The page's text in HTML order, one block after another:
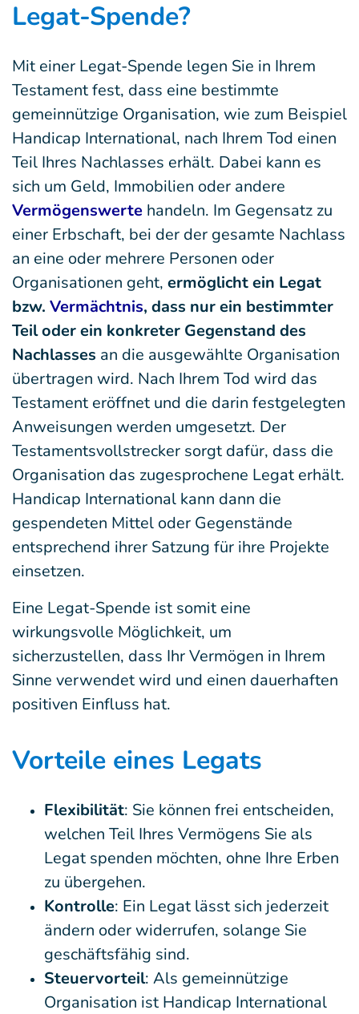
Legat-Spende?
Mit einer Legat-Spende legen Sie in Ihrem
Testament fest, dass eine bestimmte
gemeinnützige Organisation, wie zum Beispiel
Handicap International, nach Ihrem Tod einen
Teil Ihres Nachlasses erhält. Dabei kann es
sich um Geld, Immobilien oder andere
Vermögenswerte handeln. Im Gegensatz zu
einer Erbschaft, bei der der gesamte Nachlass
an eine oder mehrere Personen oder
Organisationen geht, ermöglicht ein Legat
bzw. Vermächtnis, dass nur ein bestimmter
Teil oder ein konkreter Gegenstand des
Nachlasses an die ausgewählte Organisation
übertragen wird. Nach Ihrem Tod wird das
Testament eröffnet und die darin festgelegten
Anweisungen werden umgesetzt. Der
Testamentsvollstrecker sorgt dafür, dass die
Organisation das zugesprochene Legat erhält.
Handicap International kann dann die
gespendeten Mittel oder Gegenstände
entsprechend ihrer Satzung für ihre Projekte
einsetzen.
Eine Legat-Spende ist somit eine
wirkungsvolle Möglichkeit, um
sicherzustellen, dass Ihr Vermögen in Ihrem
Sinne verwendet wird und einen dauerhaften
positiven Einfluss hat.
Vorteile eines Legats
Flexibilität: Sie können frei entscheiden,
welchen Teil Ihres Vermögens Sie als
Legat spenden möchten, ohne Ihre Erben
zu übergehen.
Kontrolle: Ein Legat lässt sich jederzeit
ändern oder widerrufen, solange Sie
geschäftsfähig sind.
Steuervorteil: Als gemeinnützige
Organisation ist Handicap International